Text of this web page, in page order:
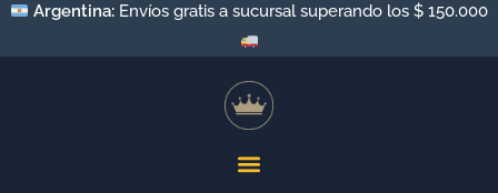
Argentina: Envíos gratis a sucursal superando los $ 150.000